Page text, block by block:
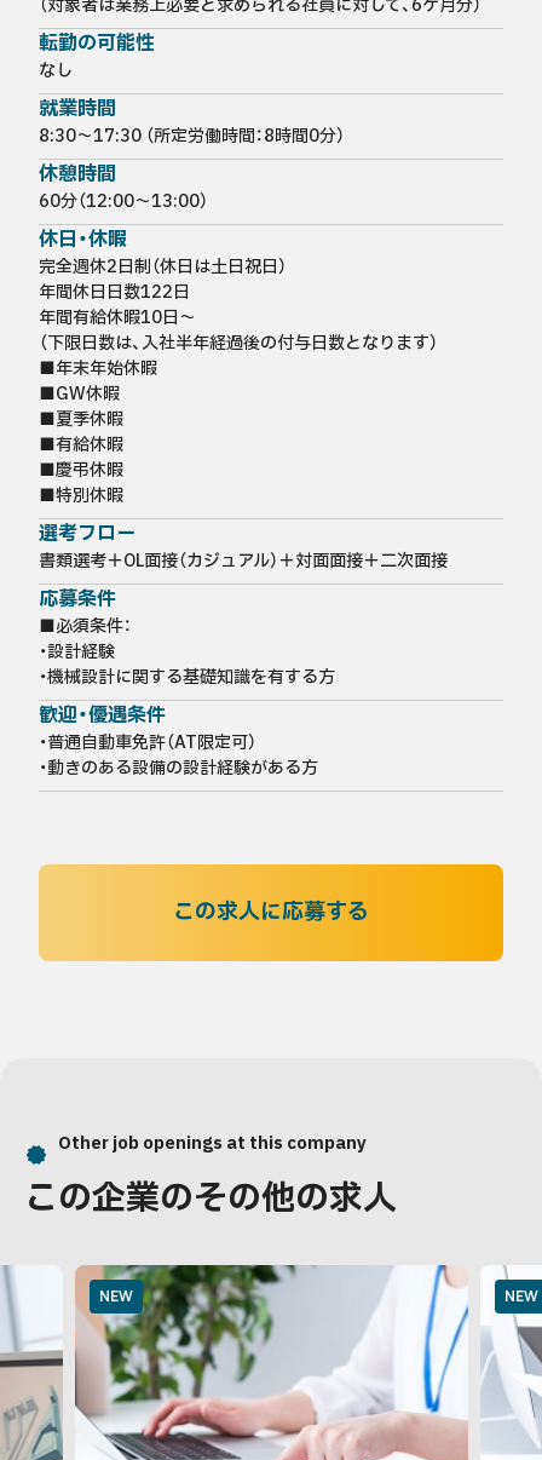
転勤の可能性
なし
就業時間
8:30～17:30 （所定労働時間：8時間0分）
休憩時間
60分（12:00～13:00）
休日・休暇
完全週休2日制（休日は土日祝日）
年間休日日数122日
年間有給休暇10日～
（下限日数は、入社半年経過後の付与日数となります）
■年末年始休暇
■GW休暇
■夏季休暇
■有給休暇
■慶弔休暇
■特別休暇
選考フロー
書類選考＋OL面接（カジュアル）＋対面面接＋二次面接
応募条件
■必須条件：
・設計経験
・機械設計に関する基礎知識を有する方
歓迎・優遇条件
・普通自動車免許（AT限定可）
・動きのある設備の設計経験がある方
この求人に応募する
Other job openings at this company
この企業のその他の求人
NEW NEW